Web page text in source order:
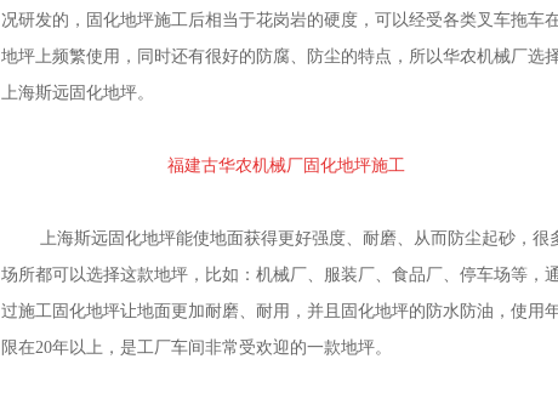
况研发的，固化地坪施工后相当于花岗岩的硬度，可以经受各类叉车拖车
地坪上频繁使用，同时还有很好的防腐、防尘的特点，所以华农机械厂选
上海斯远固化地坪。
福建古华农机械厂固化地坪施工
上海斯远固化地坪能使地面获得更好强度、耐磨、从而防尘起砂，很
场所都可以选择这款地坪，比如：机械厂、服装厂、食品厂、停车场等，通
过施工固化地坪让地面更加耐磨、耐用，并且固化地坪的防水防油，使用
限在20年以上，是工厂车间非常受欢迎的一款地坪。